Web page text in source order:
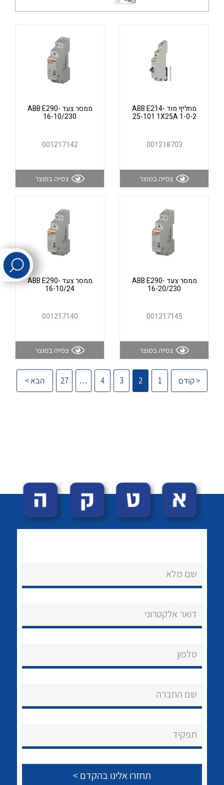
שאלות ותשובות
שירותי תמיכה
מחברים ורכיבי אלקטרוניקה
מטענים לרכב חשמלי
פתרונות לתחום הסולארי
לכל מוצרי היצרן לכל מוצרי היצרן
לכל מוצרי היצרן לכל מוצרי היצרן
לכל מוצרי היצרן לכל מוצרי היצרן
לכל מוצרי היצרן
מחליף מוד ABB E214-
25-101 1X25A 1-0-2
001218703
צפייה במוצר
ממסר צעד ABB E290-
16-10/230
001217142
צפייה במוצר
ממסר צעד ABB E290-
16-20/230
001217145
צפייה במוצר
ממסר צעד ABB E290-
16-10/24
001217140
צפייה במוצר
< קודם 1
2
3
4
…
27 הבא >
שם מלא
דואר אלקטרוני
טלפון
שם החברה
תפקיד